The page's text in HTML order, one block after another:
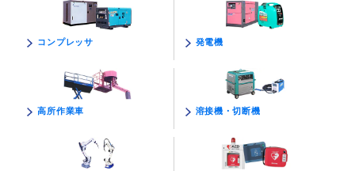
コンプレッサ 発電機
高所作業車 溶接機・切断機